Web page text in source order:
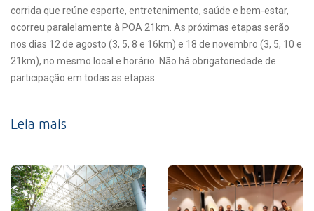
corrida que reúne esporte, entretenimento, saúde e bem-estar,
ocorreu paralelamente à POA 21km. As próximas etapas serão
nos dias 12 de agosto (3, 5, 8 e 16km) e 18 de novembro (3, 5, 10 e
21km), no mesmo local e horário. Não há obrigatoriedade de
participação em todas as etapas.
Leia mais